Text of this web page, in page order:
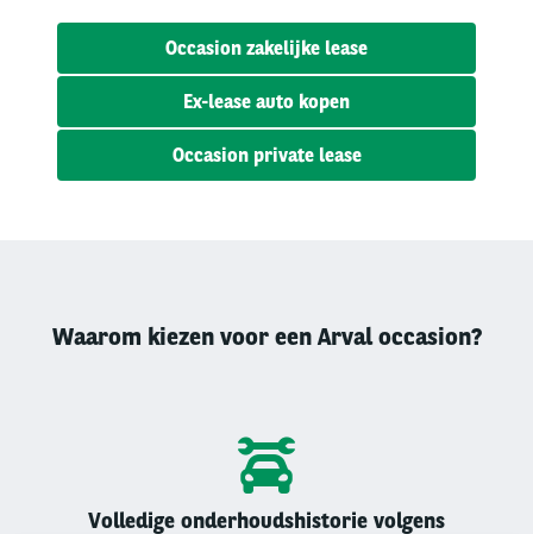
Occasion zakelijke lease
Ex-lease auto kopen
Occasion private lease
Waarom kiezen voor een Arval occasion?
Volledige onderhoudshistorie volgens